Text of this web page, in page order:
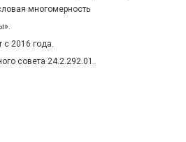
многомерность
с 2016 года.
совета 24.2.292.01.